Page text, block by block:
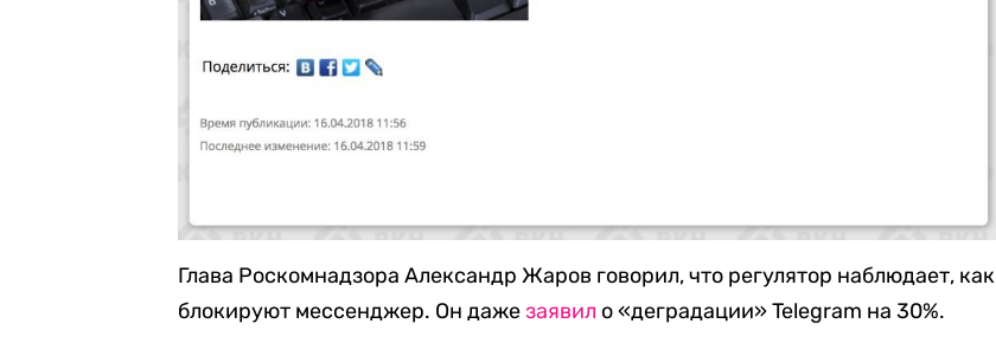
Глава Роскомнадзора Александр Жаров говорил, что регулятор наблюдает, как
блокируют мессенджер. Он дажезаявил о «деградации» Telegram на 30%.